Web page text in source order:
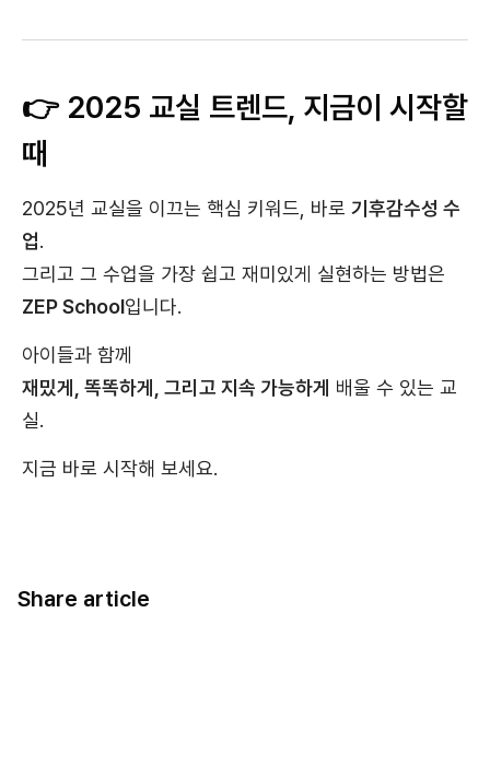
👉 2025 교실 트렌드, 지금이 시작할
때
2025년 교실을 이끄는 핵심 키워드, 바로 기후감수성 수
업.
그리고 그 수업을 가장 쉽고 재미있게 실현하는 방법은
ZEP School입니다.
아이들과 함께
재밌게, 똑똑하게, 그리고 지속 가능하게 배울 수 있는 교
실.
지금 바로 시작해 보세요.
Share article